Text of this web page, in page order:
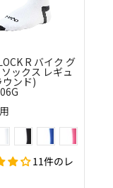
R バイク グ
ックス レギュ
ンド)
ッシュイエロー
11件のレ